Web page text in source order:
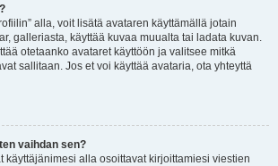
alla, voit lisätä avataren käyttämällä jotain
galleriasta, käyttää kuvaa muualta tai ladata kuvan.
otetaanko avataret käyttöön ja valitsee mitkä
sallitaan. Jos et voi käyttää avataria, ota yhteyttä
vaihdan sen?
käyttäjänimesi alla osoittavat kirjoittamiesi viestien